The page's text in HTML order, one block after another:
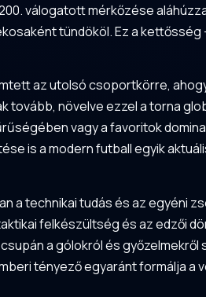
válogatott mérkőzése
tündököl. Ez a
az utolsó csoportkörre,
tovább, növelve ezzel a torna
vagy a favoritok
is a modern futball egyik
a technikai tudás és az egyéni
felkészültség és az edzői
a gólokról és győzelmekről
tényező egyaránt formálja a